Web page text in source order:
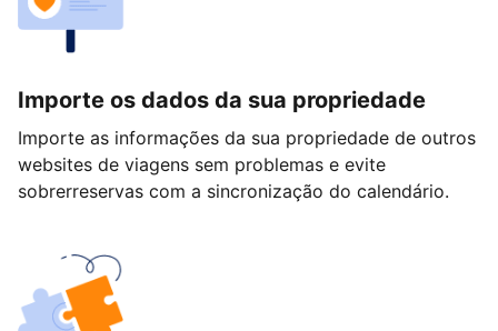
Importe os dados da sua propriedade
Importe as informações da sua propriedade de outros
websites de viagens sem problemas e evite
sobrerreservas com a sincronização do calendário.